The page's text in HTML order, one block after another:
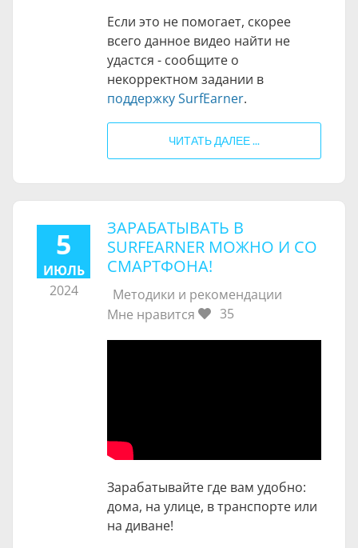
Если это не помогает, скорее
всего данное видео найти не
удастся - сообщите о
некорректном задании в
поддержку SurfEarner.
ЧИТАТЬ ДАЛЕЕ ...
5
ИЮЛЬ
2024
ЗАРАБАТЫВАТЬ В
SURFEARNER МОЖНО И СО
СМАРТФОНА!
Методики и рекомендации
Мне нравится
35
Зарабатывайте где вам удобно:
дома, на улице, в транспорте или
на диване!